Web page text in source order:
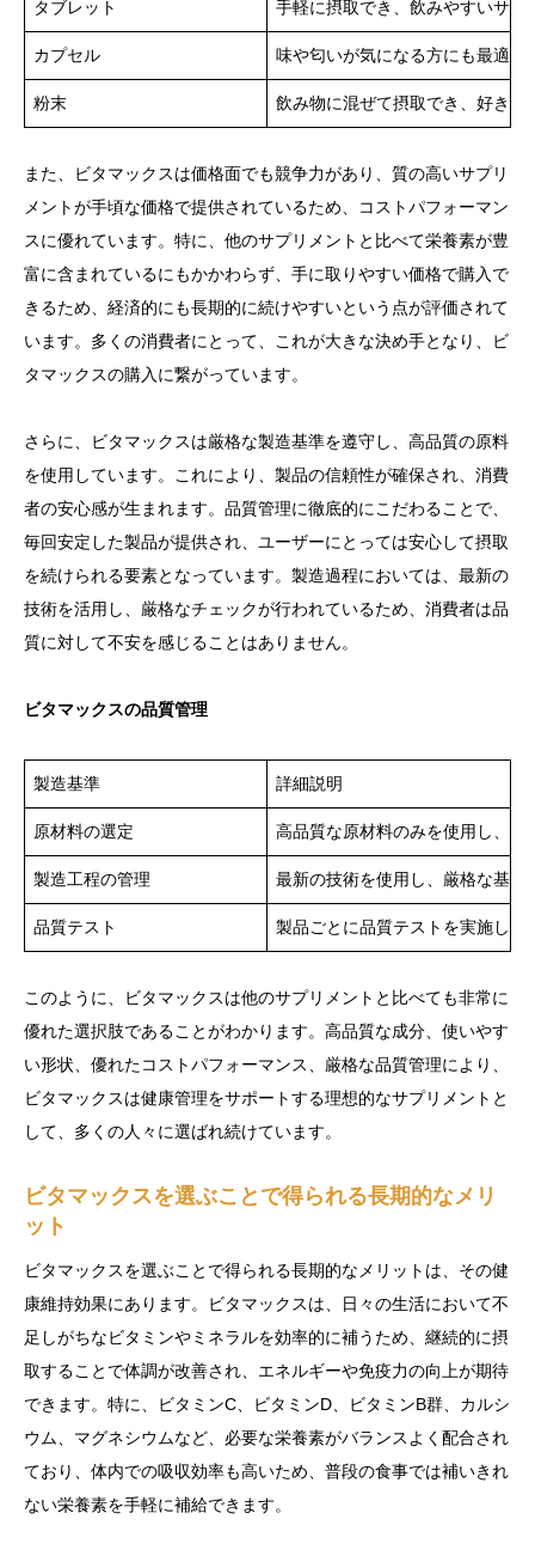
タブレット 手軽に摂取でき、飲みやすいサ
カプセル 味や匂いが気になる方にも最適。
粉末 飲み物に混ぜて摂取でき、好き
また、ビタマックスは価格面でも競争力があり、質の高いサプリ
メントが手頃な価格で提供されているため、コストパフォーマン
スに優れています。特に、他のサプリメントと比べて栄養素が豊
富に含まれているにもかかわらず、手に取りやすい価格で購入で
きるため、経済的にも長期的に続けやすいという点が評価されて
います。多くの消費者にとって、これが大きな決め手となり、ビ
タマックスの購入に繋がっています。
さらに、ビタマックスは厳格な製造基準を遵守し、高品質の原料
を使用しています。これにより、製品の信頼性が確保され、消費
者の安心感が生まれます。品質管理に徹底的にこだわることで、
毎回安定した製品が提供され、ユーザーにとっては安心して摂取
を続けられる要素となっています。製造過程においては、最新の
技術を活用し、厳格なチェックが行われているため、消費者は品
質に対して不安を感じることはありません。
ビタマックスの品質管理
製造基準 詳細説明
原材料の選定 高品質な原材料のみを使用し、品
製造工程の管理 最新の技術を使用し、厳格な基準
品質テスト 製品ごとに品質テストを実施し、
このように、ビタマックスは他のサプリメントと比べても非常に
優れた選択肢であることがわかります。高品質な成分、使いやす
い形状、優れたコストパフォーマンス、厳格な品質管理により、
ビタマックスは健康管理をサポートする理想的なサプリメントと
して、多くの人々に選ばれ続けています。
ビタマックスを選ぶことで得られる長期的なメリ
ット
ビタマックスを選ぶことで得られる長期的なメリットは、その健
康維持効果にあります。ビタマックスは、日々の生活において不
足しがちなビタミンやミネラルを効率的に補うため、継続的に摂
取することで体調が改善され、エネルギーや免疫力の向上が期待
できます。特に、ビタミンC、ビタミンD、ビタミンB群、カルシ
ウム、マグネシウムなど、必要な栄養素がバランスよく配合され
ており、体内での吸収効率も高いため、普段の食事では補いきれ
ない栄養素を手軽に補給できます。